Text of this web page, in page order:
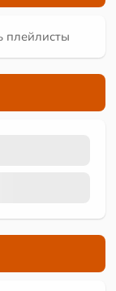
плейлисты